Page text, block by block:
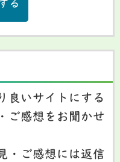
る
良いサイトにする
ご感想をお聞かせ
・ご感想には返信